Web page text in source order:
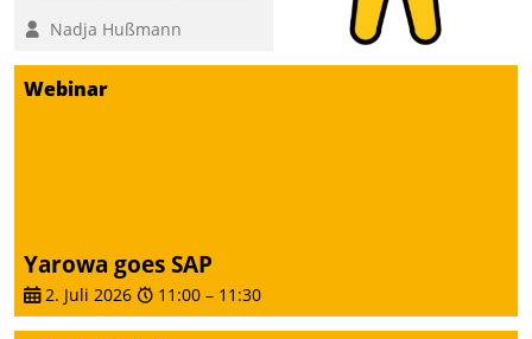
methodisch
Vernetzungsideen fürs
Quartier. Dazwischen
Nadja Hußmann
Webinar
Yarowa goes SAP
2. Juli 2026 11:00 – 11:30